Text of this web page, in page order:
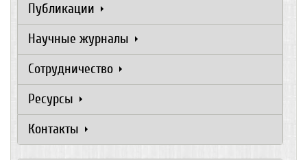
Публикации
Научные журналы
Сотрудничество
Ресурсы
Контакты